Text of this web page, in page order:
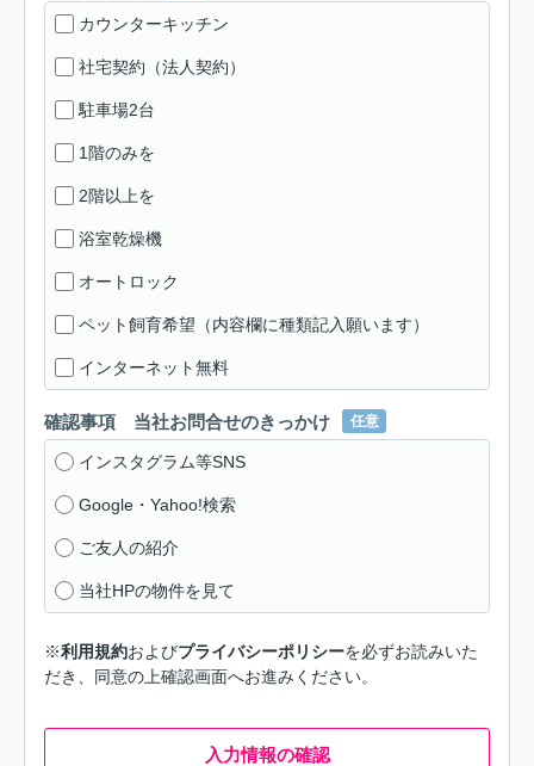
カウンターキッチン
社宅契約（法人契約）
駐車場2台
1階のみを
2階以上を
浴室乾燥機
オートロック
ペット飼育希望（内容欄に種類記入願います）
インターネット無料
確認事項 当社お問合せのきっかけ 任意
インスタグラム等SNS
Google・Yahoo!検索
ご友人の紹介
当社HPの物件を見て
※利用規約およびプライバシーポリシーを必ずお読みいた
だき、同意の上確認画面へお進みください。
入力情報の確認